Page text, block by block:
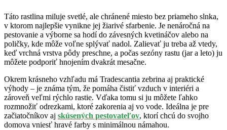
Táto rastlina miluje svetlé, ale chránené miesto bez priameho slnka,
v ktorom najlepšie vynikne jej žiarivé sfarbenie. Je nenáročná na
pestovanie a výborne sa hodí do závesných kvetináčov alebo na
poličky, kde môže voľne splývať nadol. Zalievať ju treba až vtedy,
keď vrchná vrstva pôdy preschne, a počas sezóny rastu (jar a leto) ju
môžete podporiť hnojením dvakrát mesačne.
Okrem krásneho vzhľadu má Tradescantia zebrina aj praktické
výhody – je známa tým, že pomáha čistiť vzduch v interiéri a
zároveň veľmi rýchlo rastie. Vďaka tomu si ju môžete ľahko
rozmnožiť odrezkami, ktoré zakorenia aj vo vode. Ideálna je pre
začiatočníkov aj skúsených pestovateľov, ktorí chcú do svojho
domova vniesť hravé farby s minimálnou námahou.